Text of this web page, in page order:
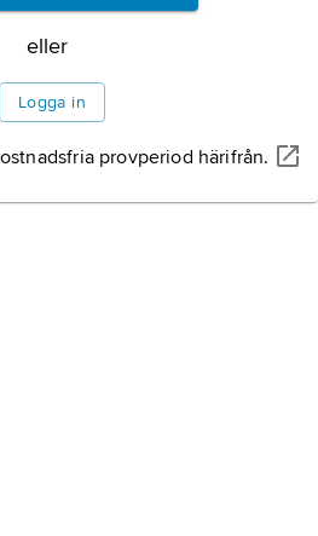
om artikeln
eller
Logga in
provperiod härifrån.